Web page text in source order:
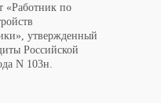
«Работник по
утвержденный
Российской
N 103н.